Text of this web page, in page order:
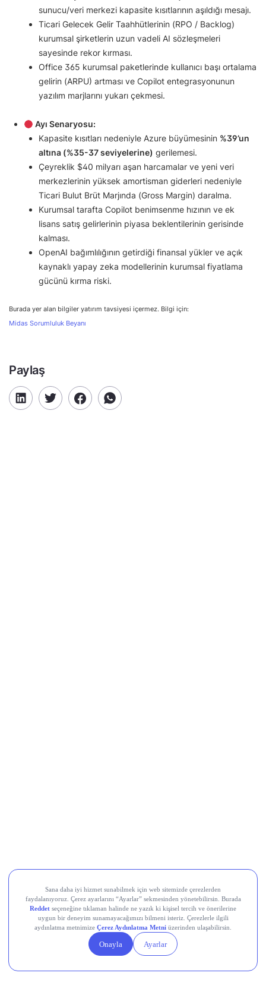
sunucu/veri merkezi kapasite kısıtlarının aşıldığı mesajı.
Ticari Gelecek Gelir Taahhütlerinin (RPO / Backlog)
kurumsal şirketlerin uzun vadeli AI sözleşmeleri
sayesinde rekor kırması.
Office 365 kurumsal paketlerinde kullanıcı başı ortalama
gelirin (ARPU) artması ve Copilot entegrasyonunun
yazılım marjlarını yukarı çekmesi.
Ayı Senaryosu:
Kapasite kısıtları nedeniyle Azure büyümesinin %39’un
altına (%35-37 seviyelerine) gerilemesi.
Çeyreklik $40 milyarı aşan harcamalar ve yeni veri
merkezlerinin yüksek amortisman giderleri nedeniyle
Ticari Bulut Brüt Marjında (Gross Margin) daralma.
Kurumsal tarafta Copilot benimsenme hızının ve ek
lisans satış gelirlerinin piyasa beklentilerinin gerisinde
kalması.
OpenAI bağımlılığının getirdiği finansal yükler ve açık
kaynaklı yapay zeka modellerinin kurumsal fiyatlama
gücünü kırma riski.
Burada yer alan bilgiler yatırım tavsiyesi içermez. Bilgi için:
Midas Sorumluluk Beyanı
Paylaş